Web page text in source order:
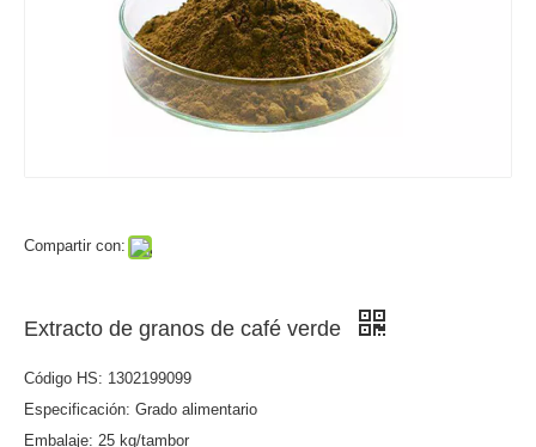
Compartir con:
Extracto de granos de café verde
Código HS: 1302199099
Especificación: Grado alimentario
Embalaje: 25 kg/tambor